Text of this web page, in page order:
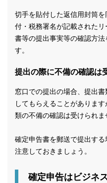
切手を貼付した返信用封筒
付・税務署名が記載された
書等の提出事実等の確認方
す。
提出の際に不備の確認は
窓口での提出の場合、提出
してもらえることがありま
類の不備の確認は受けられま
確定申告書を郵送で提出す
注意しておきましょう。
確定申告はビジネ